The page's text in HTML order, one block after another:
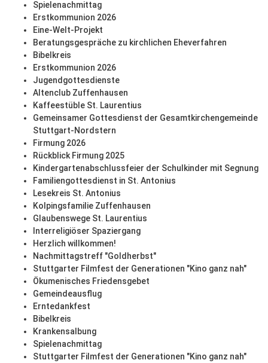
Spielenachmittag
Erstkommunion 2026
Eine-Welt-Projekt
Beratungsgespräche zu kirchlichen Eheverfahren
Bibelkreis
Erstkommunion 2026
Jugendgottesdienste
Altenclub Zuffenhausen
Kaffeestüble St. Laurentius
Gemeinsamer Gottesdienst der Gesamtkirchengemeinde
Stuttgart-Nordstern
Firmung 2026
Rückblick Firmung 2025
Kindergartenabschlussfeier der Schulkinder mit Segnung
Familiengottesdienst in St. Antonius
Lesekreis St. Antonius
Kolpingsfamilie Zuffenhausen
Glaubenswege St. Laurentius
Interreligiöser Spaziergang
Herzlich willkommen!
Nachmittagstreff "Goldherbst"
Stuttgarter Filmfest der Generationen "Kino ganz nah"
Ökumenisches Friedensgebet
Gemeindeausflug
Erntedankfest
Bibelkreis
Krankensalbung
Spielenachmittag
Stuttgarter Filmfest der Generationen "Kino ganz nah"